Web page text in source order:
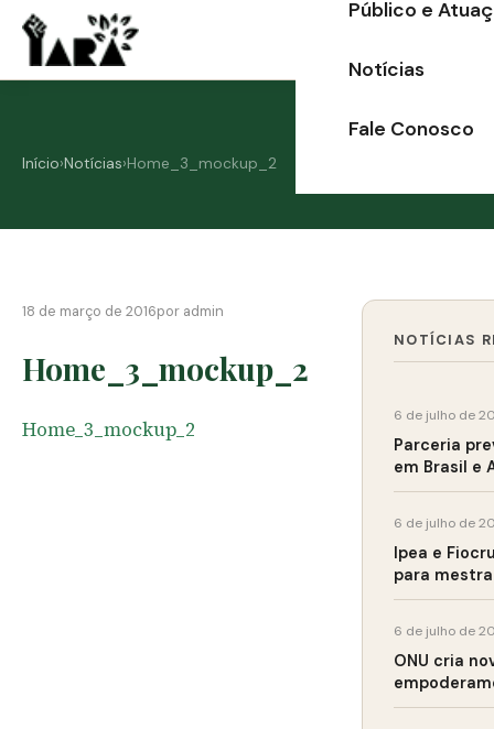
o
Público e
Notícias
Fale Conosco
Início›Notícias›Home_3_mockup_2
18 de março de 2016por admin
Home_3_mockup_2
Home_3_mockup_2
NOTÍCIAS
6 de julho de
Parceria
em Brasil e
6 de julho de
Ipea e
para
6 de julho de
ONU cria